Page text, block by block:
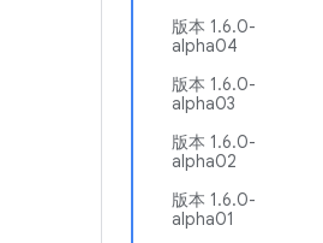
版本 1.6.0-
alpha04
版本 1.6.0-
alpha03
版本 1.6.0-
alpha02
版本 1.6.0-
alpha01